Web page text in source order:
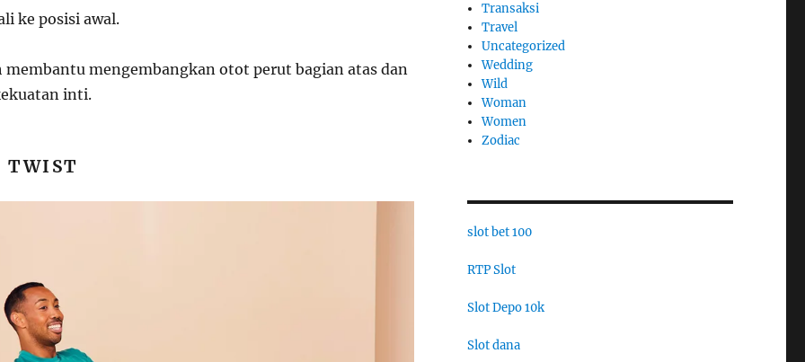
ke posisi awal.
membantu mengembangkan otot perut bagian atas dan
inti.
TWIST
Transaksi
Travel
Uncategorized
Wedding
Wild
Woman
Women
Zodiac
slot bet 100
RTP Slot
Slot Depo 10k
Slot dana